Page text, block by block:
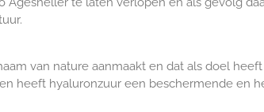
van nature aanmaakt en dat als doel
heeft hyaluronzuur een beschermende en